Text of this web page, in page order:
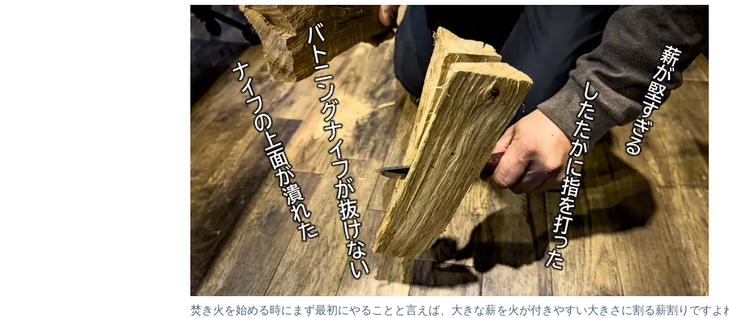
焚き火を始める時にまず最初にやることと言えば、大きな薪を火が付きやすい大きさに割る薪割りですよ